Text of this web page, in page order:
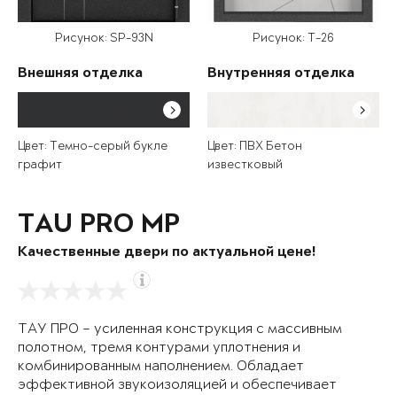
Рисунок: SP-93N
Внешняя отделка
Цвет: Темно-серый букле
графит
Рисунок: T-26
Внутренняя отделка
Цвет: ПВХ Бетон
известковый
TAU PRO MP
Качественные двери по актуальной цене!
ТАУ ПРО – усиленная конструкция с массивным
полотном, тремя контурами уплотнения и
комбинированным наполнением. Обладает
эффективной звукоизоляцией и обеспечивает